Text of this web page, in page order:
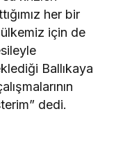
her bir
için de
Ballıkaya
dedi.